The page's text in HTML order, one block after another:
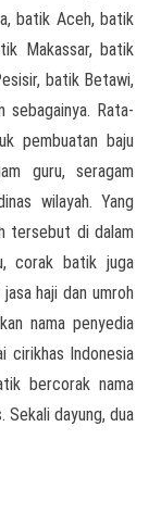
batik Aceh, batik
Makassar, batik
batik Betawi,
sebagainya. Rata-
pembuatan baju
guru, seragam
wilayah. Yang
tersebut di dalam
corak batik juga
haji dan umroh
nama penyedia
cirikhas Indonesia
bercorak nama
Sekali dayung, dua